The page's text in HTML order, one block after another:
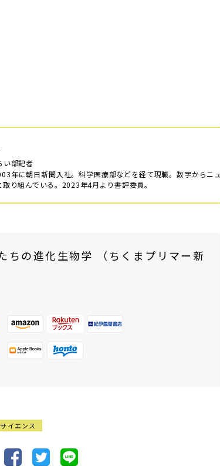
い部記者
年に朝日新聞入社。科学医療部などを経て現職。数字からニュ
り組んでいる。2023年4月より書評委員。
ちの進化生物学 （ちくまプリマー新
サイエンス